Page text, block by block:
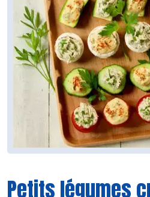
Petits légumes